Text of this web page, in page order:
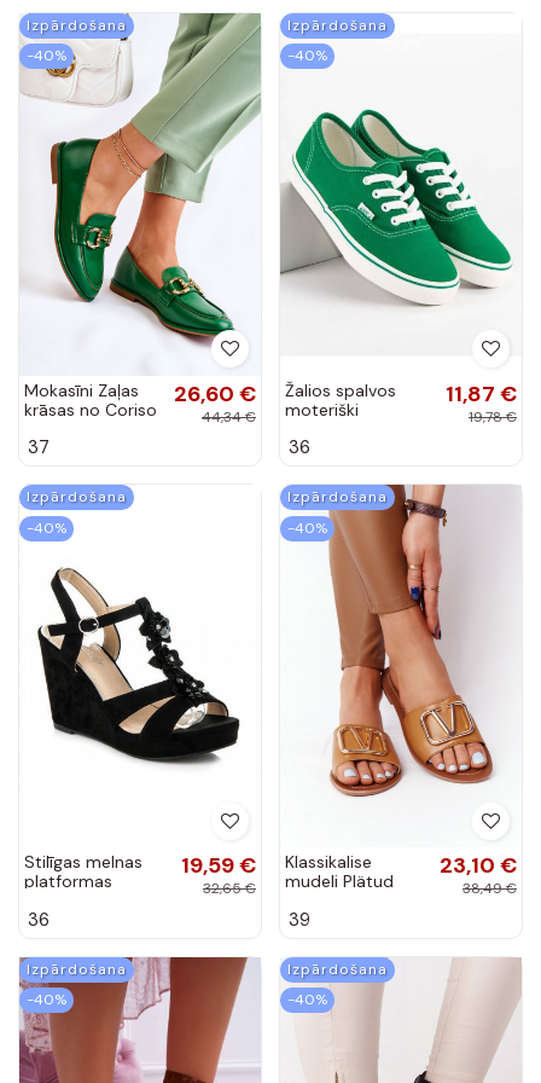
Izpārdošana
-40%
Mokasīni Zaļas
krāsas no Coriso
26,60 €
44,34 €
37
Izpārdošana
-40%
Žalios spalvos
moteriški
Andy Z A8865GR
11,87 €
19,78 €
36
Izpārdošana
-40%
Stilīgas melnas
platformas
19,59 €
32,65 €
36
Izpārdošana
-40%
Klassikalise
mudeli Plätud
Vicky
23,10 €
38,49 €
39
Izpārdošana
-40%
Izpārdošana
-40%